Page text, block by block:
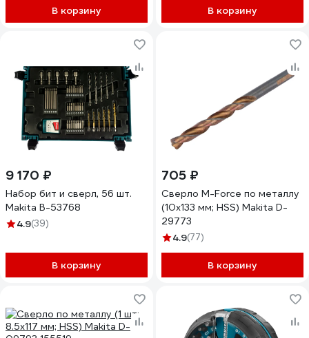
В корзину В корзину
9 170 ₽
Набор бит и сверл, 56 шт.
Makita B-53768
4.9(39)
В корзину
705 ₽
Сверло M-Force по металлу
(10х133 мм; HSS) Makita D-
29773
4.9(77)
В корзину